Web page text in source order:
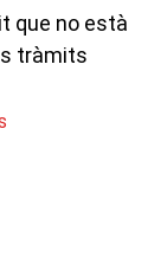
que no està
tràmits